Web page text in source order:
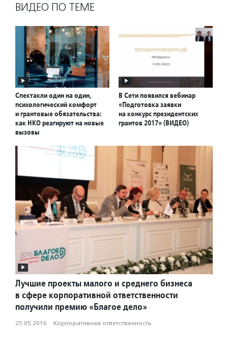
ВИДЕО ПО ТЕМЕ
Спектакли один на один,
психологический комфорт
и грантовые обязательства:
как НКО реагируют на новые
вызовы
В Сети появился вебинар
«Подготовка заявки
на конкурс президентских
грантов 2017» (ВИДЕО)
Лучшие проекты малого и среднего бизнеса
в сфере корпоративной ответственности
получили премию «Благое дело»
25.05.2016 · Корпоративная ответственность